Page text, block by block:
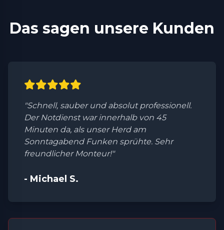
Das sagen unsere Kunden
"Schnell, sauber und absolut professionell.
Der Notdienst war innerhalb von 45
Minuten da, als unser Herd am
Sonntagabend Funken sprühte. Sehr
freundlicher Monteur!"
- Michael S.